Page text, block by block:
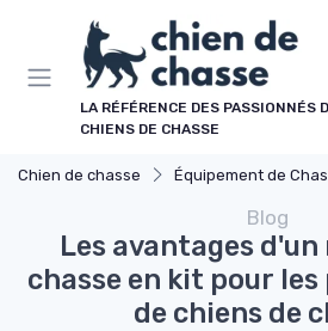
LA RÉFÉRENCE DES PASSIONNÉS
CHIENS DE CHASSE
Chien de chasse Équipement de
Blog
Les avantages
chasse en kit pour
de chiens de
Panneau de gestion des cookies